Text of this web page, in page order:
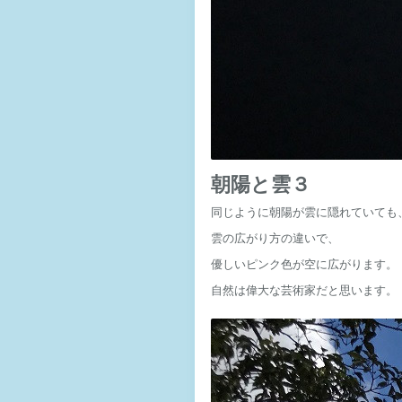
朝陽と雲３
同じように朝陽が雲に隠れていても
雲の広がり方の違いで、
優しいピンク色が空に広がります。
自然は偉大な芸術家だと思います。